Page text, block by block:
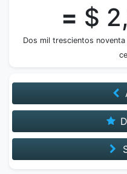
= $
Dos mil trescientos